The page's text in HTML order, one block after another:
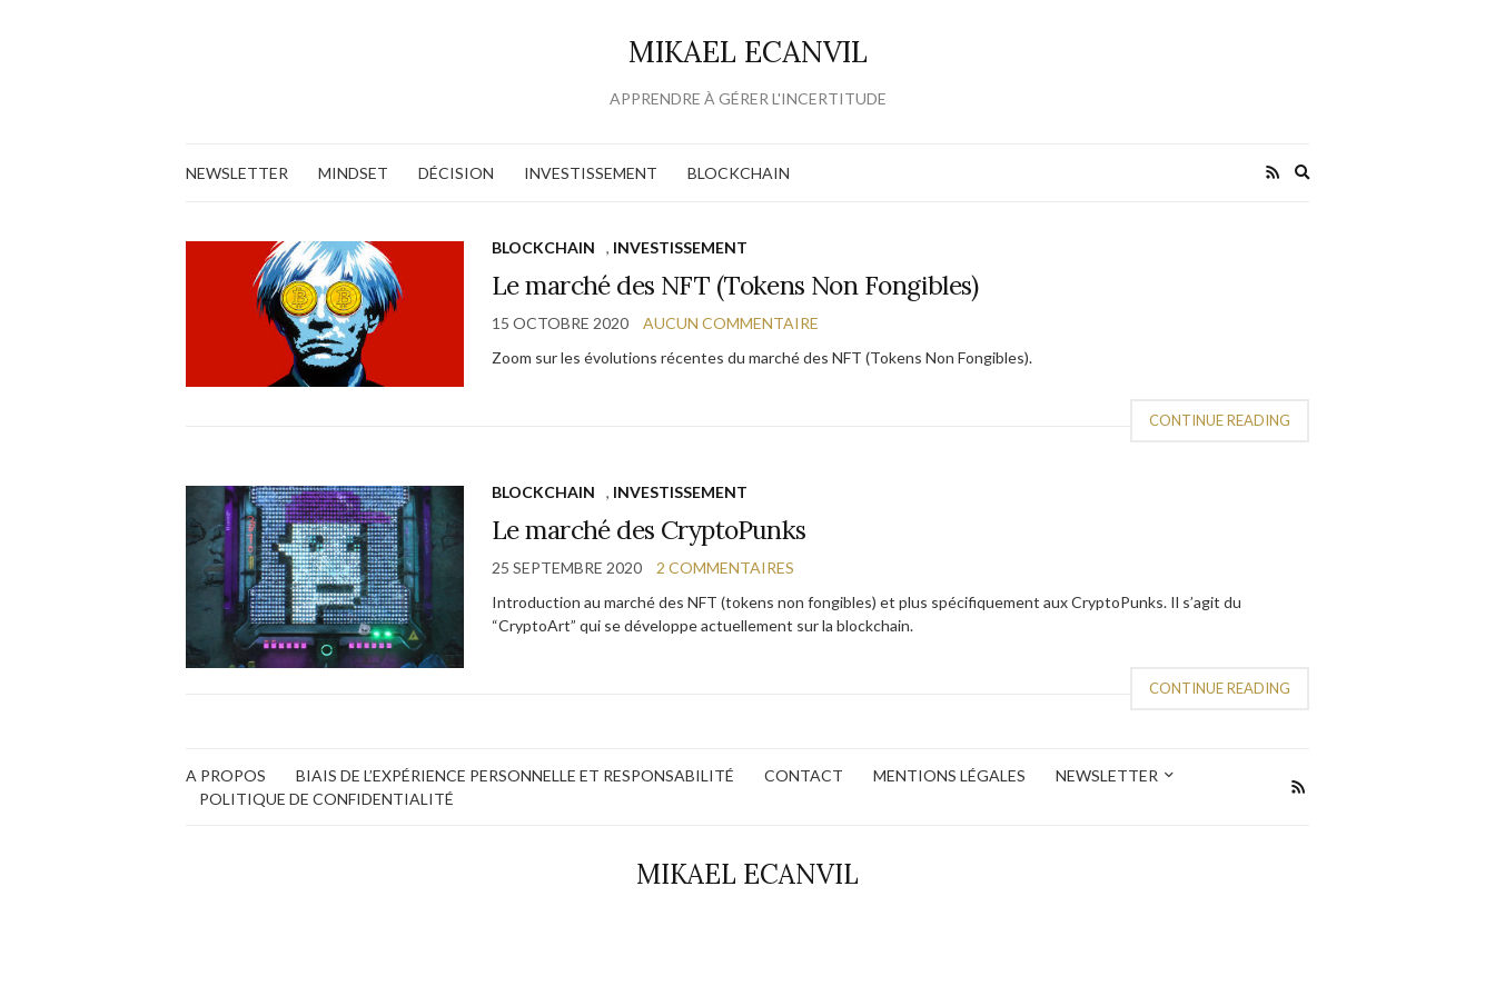
MIKAEL ECANVIL
APPRENDRE À GÉRER L'INCERTITUDE
NEWSLETTER MINDSET DÉCISION INVESTISSEMENT BLOCKCHAIN
BLOCKCHAIN , INVESTISSEMENT
Le marché des NFT (Tokens Non Fongibles)
15 OCTOBRE 2020
AUCUN COMMENTAIRE
Zoom sur les évolutions récentes du marché des NFT (Tokens Non Fongibles).
CONTINUE READING
BLOCKCHAIN , INVESTISSEMENT
Le marché des CryptoPunks
25 SEPTEMBRE 2020
2 COMMENTAIRES
Introduction au marché des NFT (tokens non fongibles) et plus spécifiquement aux CryptoPunks. Il s’agit du
“CryptoArt” qui se développe actuellement sur la blockchain.
CONTINUE READING
A PROPOS BIAIS DE L’EXPÉRIENCE PERSONNELLE ET RESPONSABILITÉ CONTACT MENTIONS LÉGALES
NEWSLETTER
POLITIQUE DE CONFIDENTIALITÉ
MIKAEL ECANVIL